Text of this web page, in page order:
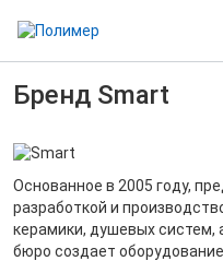
Бренд Smart
Основанное в 2005 году,
разработкой и
керамики, душевых систем,
бюро создает